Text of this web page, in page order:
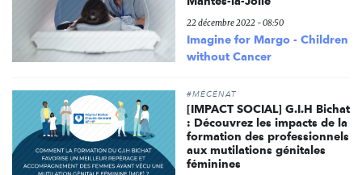
22 décembre 2022 - 08:50
Imagine for Margo - Children
without Cancer
#MÉCÉNAT
[IMPACT SOCIAL] G.I.H Bichat
: Découvrez les impacts de la
formation des professionnels
aux mutilations génitales
féminines